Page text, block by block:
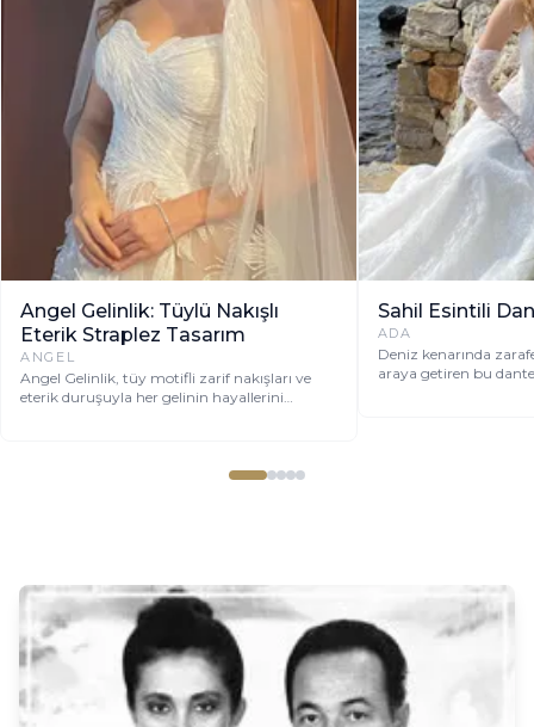
Angel Gelinlik: Tüylü Nakışlı
Eterik Straplez Tasarım
ANGEL
Angel Gelinlik, tüy motifli zarif nakışları ve
eterik duruşuyla her gelinin hayallerini
Sahil Esintili
ADA
Deniz kenarında
araya getiren bu